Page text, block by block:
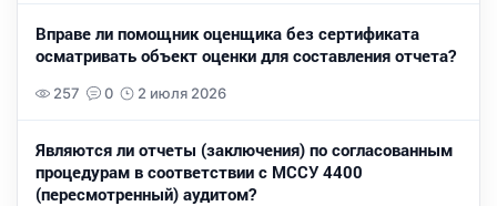
Вправе ли помощник оценщика без сертификата
осматривать объект оценки для составления отчета?
257 0 2 июля 2026
Являются ли отчеты (заключения) по согласованным
процедурам в соответствии с МССУ 4400
(пересмотренный) аудитом?